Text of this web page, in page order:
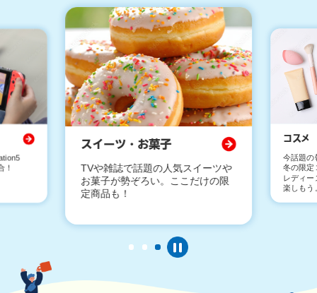
！
スイーツ・お菓子
TVや雑誌で話題の人気スイーツや
お菓子が勢ぞろい。ここだけの限
定商品も！
コスメ
今話題の
冬の限定
レディ
楽しもう